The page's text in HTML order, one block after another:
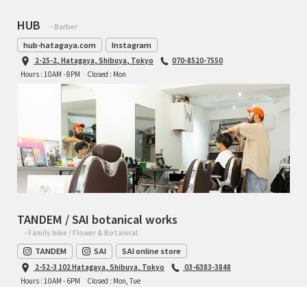
HUB - Barber
hub-hatagaya.com Instagram
2-25-2, Hatagaya, Shibuya, Tokyo
070-8520-7550
Hours : 10AM - 8PM
Closed : Mon
TANDEM / SAI botanical works
- Family bike / Flower & Botanical
TANDEM SAI SAI online store
2-52-3 102 Hatagaya, Shibuya, Tokyo
03-6383-3848
Hours : 10AM - 6PM
Closed : Mon, Tue